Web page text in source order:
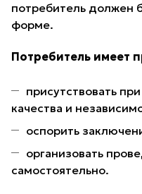
потребитель должен
форме.
Потребитель имеет
присутствовать
качества и
оспорить
организовать
самостоятельно.